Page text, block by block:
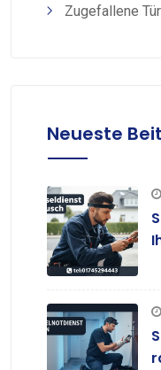
Zugefallene
Neueste